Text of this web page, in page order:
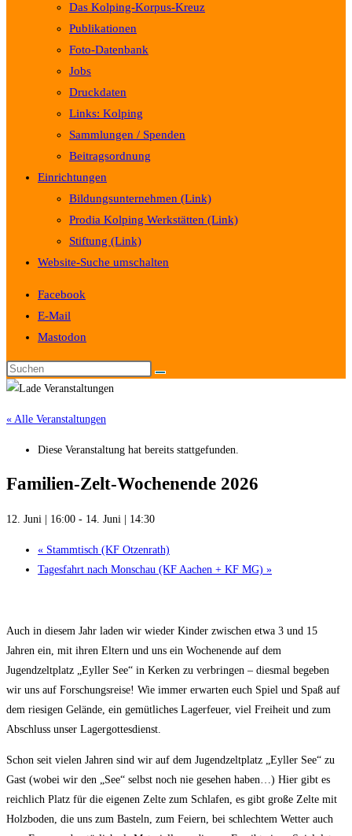
Das Kolping-Korpus-Kreuz
Publikationen
Foto-Datenbank
Jobs
Druckdaten
Links: Kolping
Sammlungen / Spenden
Beitragsordnung
Einrichtungen
Bildungsunternehmen (Link)
Prodia Kolping Werkstätten (Link)
Stiftung (Link)
Website-Suche umschalten
Facebook
E-Mail
Mastodon
« Alle Veranstaltungen
Diese Veranstaltung hat bereits stattgefunden.
Familien-Zelt-Wochenende 2026
12. Juni | 16:00 - 14. Juni | 14:30
« Stammtisch (KF Otzenrath)
Tagesfahrt nach Monschau (KF Aachen + KF MG) »
Auch in diesem Jahr laden wir wieder Kinder zwischen etwa 3 und 15
Jahren ein, mit ihren Eltern und uns ein Wochenende auf dem
Jugendzeltplatz „Eyller See“ in Kerken zu verbringen – diesmal begeben
wir uns auf Forschungsreise! Wie immer erwarten euch Spiel und Spaß auf
dem riesigen Gelände, ein gemütliches Lagerfeuer, viel Freiheit und zum
Abschluss unser Lagergottesdienst.
Schon seit vielen Jahren sind wir auf dem Jugendzeltplatz „Eyller See“ zu
Gast (wobei wir den „See“ selbst noch nie gesehen haben…) Hier gibt es
reichlich Platz für die eigenen Zelte zum Schlafen, es gibt große Zelte mit
Holzboden, die uns zum Basteln, zum Feiern, bei schlechtem Wetter auch